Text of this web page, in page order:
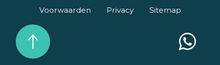
Voorwaarden Privacy Sitemap